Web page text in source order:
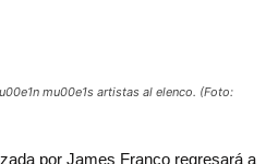
mu00e1s artistas al elenco. (Foto:
por James Franco regresará a